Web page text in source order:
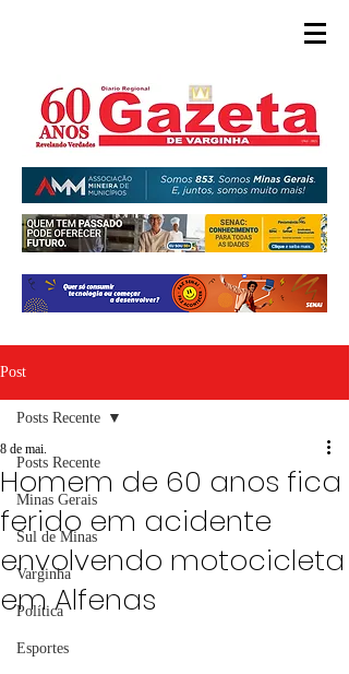
Post
Posts Recente
Minas Gerais
Sul de Minas
Varginha
Política
Esportes
Posts Recente
Homem de 60 anos fica
ferido em acidente
envolvendo motocicleta
em Alfenas
8 de mai.